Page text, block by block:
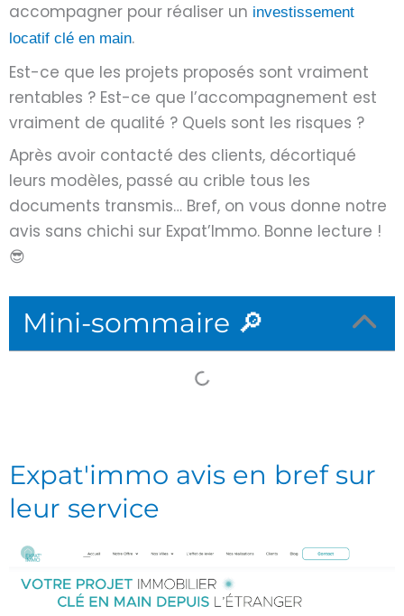
accompagner pour réaliser un investissement
locatif clé en main.
Est-ce que les projets proposés sont vraiment
rentables ? Est-ce que l’accompagnement est
vraiment de qualité ? Quels sont les risques ?
Après avoir contacté des clients, décortiqué
leurs modèles, passé au crible tous les
documents transmis… Bref, on vous donne notre
avis sans chichi sur Expat’Immo. Bonne lecture !
😎
Mini-sommaire 🔎
Expat'immo avis en bref sur
leur service